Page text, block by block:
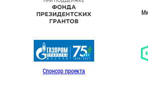
Спонсор проекта